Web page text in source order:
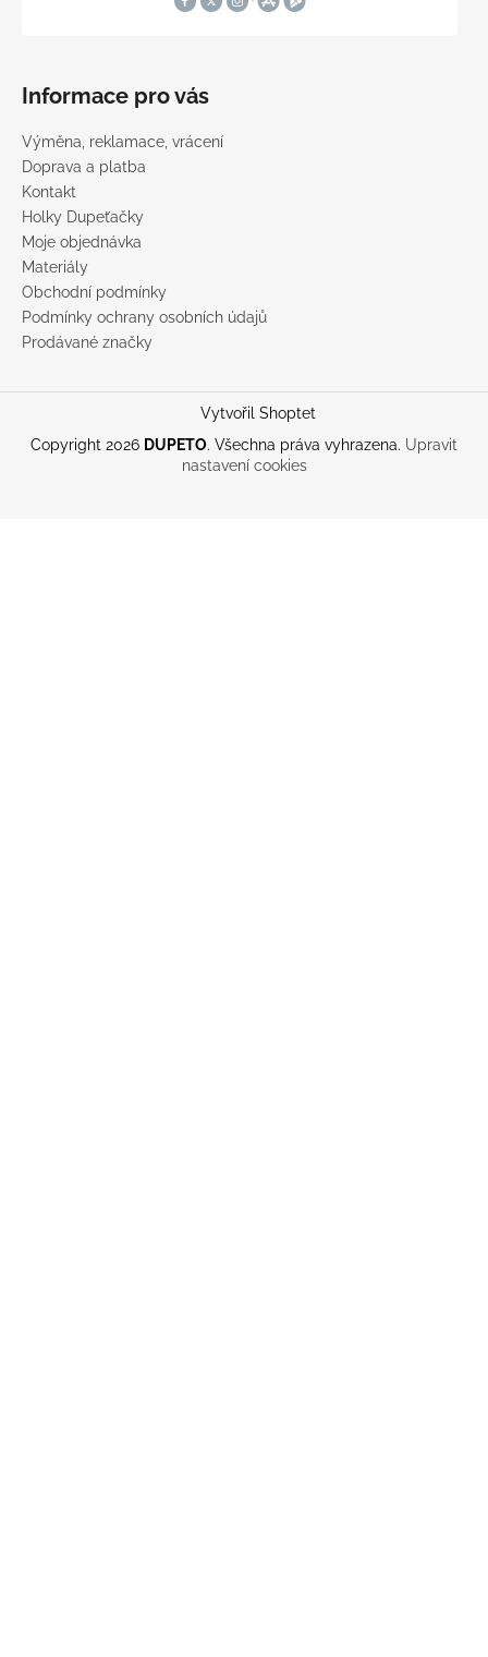
Informace pro vás
Výměna, reklamace, vrácení
Doprava a platba
Kontakt
Holky Dupeťačky
Moje objednávka
Materiály
Obchodní podmínky
Podmínky ochrany osobních údajů
Prodávané značky
Vytvořil Shoptet
Copyright 2026 DUPETO. Všechna práva vyhrazena. Upravit
nastavení cookies